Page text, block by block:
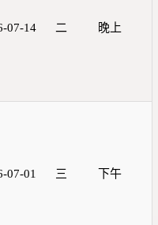
07-14 二 晚上
07-01 三 下午